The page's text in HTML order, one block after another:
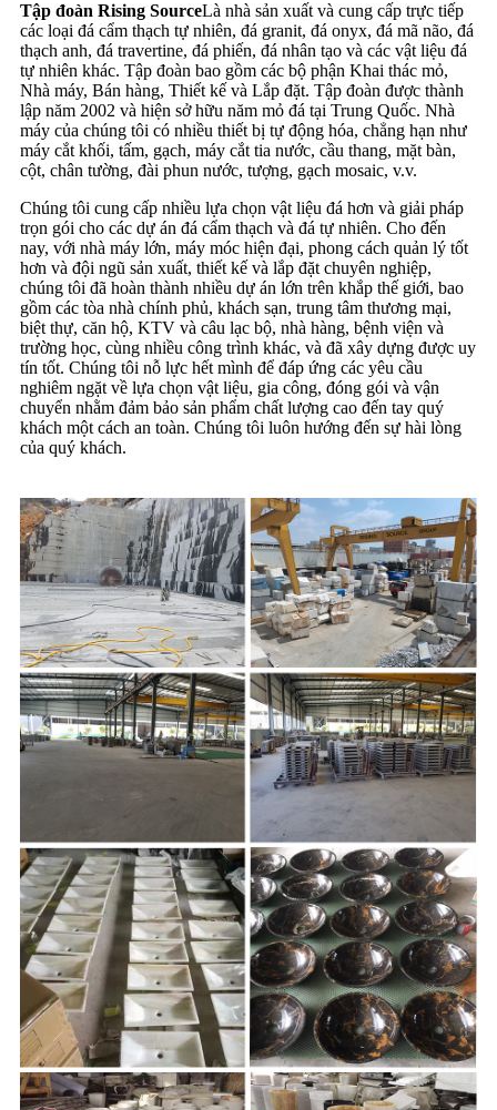
Tập đoàn Rising SourceLà nhà sản xuất và cung cấp trực tiếp
các loại đá cẩm thạch tự nhiên, đá granit, đá onyx, đá mã não, đá
thạch anh, đá travertine, đá phiến, đá nhân tạo và các vật liệu đá
tự nhiên khác. Tập đoàn bao gồm các bộ phận Khai thác mỏ,
Nhà máy, Bán hàng, Thiết kế và Lắp đặt. Tập đoàn được thành
lập năm 2002 và hiện sở hữu năm mỏ đá tại Trung Quốc. Nhà
máy của chúng tôi có nhiều thiết bị tự động hóa, chẳng hạn như
máy cắt khối, tấm, gạch, máy cắt tia nước, cầu thang, mặt bàn,
cột, chân tường, đài phun nước, tượng, gạch mosaic, v.v.
Chúng tôi cung cấp nhiều lựa chọn vật liệu đá hơn và giải pháp
trọn gói cho các dự án đá cẩm thạch và đá tự nhiên. Cho đến
nay, với nhà máy lớn, máy móc hiện đại, phong cách quản lý tốt
hơn và đội ngũ sản xuất, thiết kế và lắp đặt chuyên nghiệp,
chúng tôi đã hoàn thành nhiều dự án lớn trên khắp thế giới, bao
gồm các tòa nhà chính phủ, khách sạn, trung tâm thương mại,
biệt thự, căn hộ, KTV và câu lạc bộ, nhà hàng, bệnh viện và
trường học, cùng nhiều công trình khác, và đã xây dựng được uy
tín tốt. Chúng tôi nỗ lực hết mình để đáp ứng các yêu cầu
nghiêm ngặt về lựa chọn vật liệu, gia công, đóng gói và vận
chuyển nhằm đảm bảo sản phẩm chất lượng cao đến tay quý
khách một cách an toàn. Chúng tôi luôn hướng đến sự hài lòng
của quý khách.